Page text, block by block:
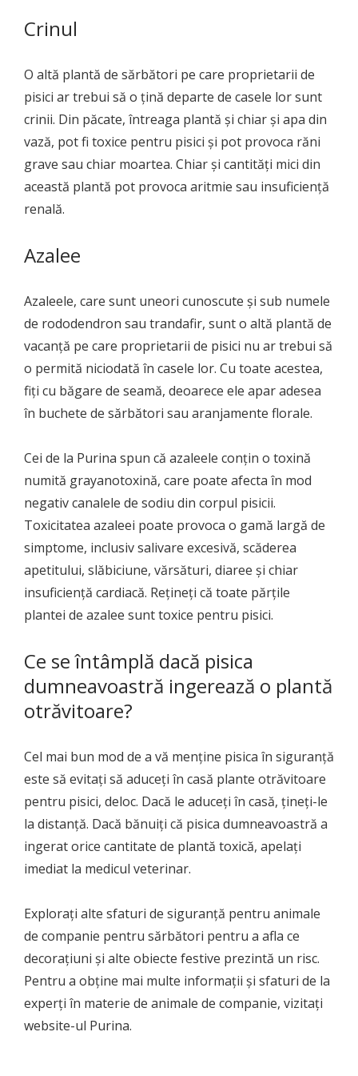
Crinul
O altă plantă de sărbători pe care proprietarii de
pisici ar trebui să o țină departe de casele lor sunt
crinii. Din păcate, întreaga plantă și chiar și apa din
vază, pot fi toxice pentru pisici și pot provoca răni
grave sau chiar moartea. Chiar și cantități mici din
această plantă pot provoca aritmie sau insuficiență
renală.
Azalee
Azaleele, care sunt uneori cunoscute și sub numele
de rododendron sau trandafir, sunt o altă plantă de
vacanță pe care proprietarii de pisici nu ar trebui să
o permită niciodată în casele lor. Cu toate acestea,
fiți cu băgare de seamă, deoarece ele apar adesea
în buchete de sărbători sau aranjamente florale.
Cei de la Purina spun că azaleele conțin o toxină
numită grayanotoxină, care poate afecta în mod
negativ canalele de sodiu din corpul pisicii.
Toxicitatea azaleei poate provoca o gamă largă de
simptome, inclusiv salivare excesivă, scăderea
apetitului, slăbiciune, vărsături, diaree și chiar
insuficiență cardiacă. Rețineți că toate părțile
plantei de azalee sunt toxice pentru pisici.
Ce se întâmplă dacă pisica
dumneavoastră ingerează o plantă
otrăvitoare?
Cel mai bun mod de a vă menține pisica în siguranță
este să evitați să aduceți în casă plante otrăvitoare
pentru pisici, deloc. Dacă le aduceți în casă, țineți-le
la distanță. Dacă bănuiți că pisica dumneavoastră a
ingerat orice cantitate de plantă toxică, apelați
imediat la medicul veterinar.
Explorați alte sfaturi de siguranță pentru animale
de companie pentru sărbători pentru a afla ce
decorațiuni și alte obiecte festive prezintă un risc.
Pentru a obține mai multe informații și sfaturi de la
experți în materie de animale de companie, vizitați
website-ul Purina.